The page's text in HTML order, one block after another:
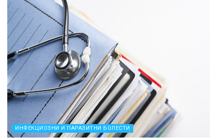
ИНФЕКЦИОЗНИ И ПАРАЗИТНИ БОЛЕСТИ